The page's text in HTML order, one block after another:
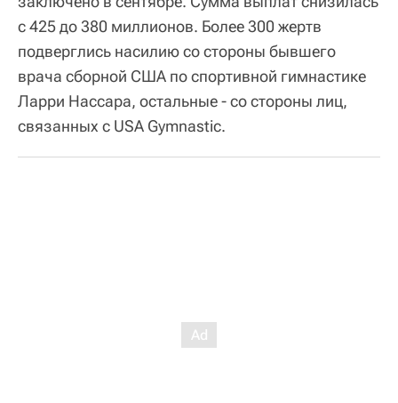
с 425 до 380 миллионов. Более 300 жертв
подверглись насилию со стороны бывшего
врача сборной США по спортивной гимнастике
Ларри Нассара, остальные - со стороны лиц,
связанных с USA Gymnastic.